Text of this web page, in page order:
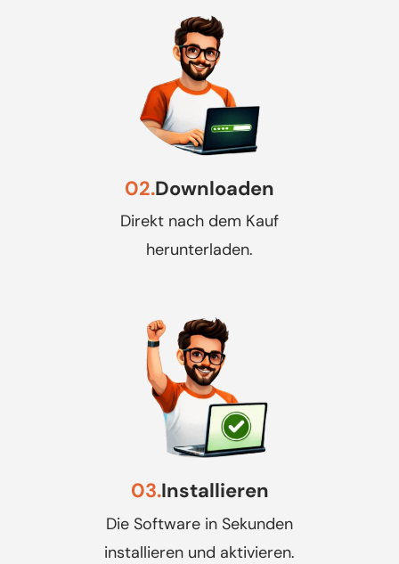
02.Downloaden
Direkt nach dem Kauf
herunterladen.
03.Installieren
Die Software in Sekunden
installieren und aktivieren.